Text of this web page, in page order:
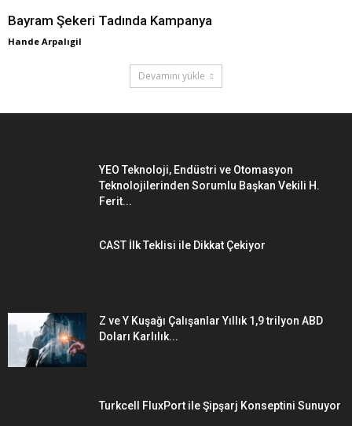
Bayram Şekeri Tadında Kampanya
Hande Arpalıgil
Devamını yükle
YEO Teknoloji, Endüstri ve Otomasyon
Teknolojilerinden Sorumlu Başkan Vekili H.
Ferit...
CAST İlk Teklisi ile Dikkat Çekiyor
Z ve Y Kuşağı Çalışanlar Yıllık 1,9 trilyon ABD
Doları Karlılık...
Turkcell FluxPort ile Şipşarj Konseptini Sunuyor